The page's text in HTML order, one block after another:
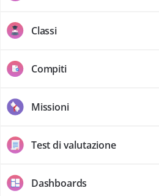
Classi
Compiti
Missioni
Test di valutazione
Dashboards